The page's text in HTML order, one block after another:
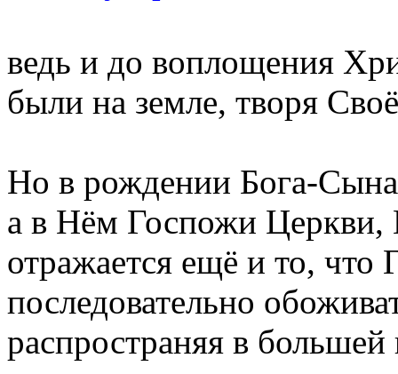
ведь и до воплощения
были на земле, творя
Но в рождении Бога-
а в Нём Госпожи
отражается ещё и то, что
последовательно
распространяя в